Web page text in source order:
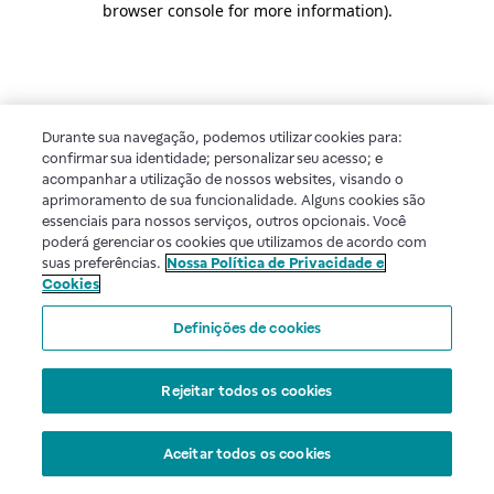
browser console for more information).
Durante sua navegação, podemos utilizar cookies para:
confirmar sua identidade; personalizar seu acesso; e
acompanhar a utilização de nossos websites, visando o
aprimoramento de sua funcionalidade. Alguns cookies são
essenciais para nossos serviços, outros opcionais. Você
poderá gerenciar os cookies que utilizamos de acordo com
suas preferências. Nossa Política de Privacidade e
Cookies
Definições de cookies
Rejeitar todos os cookies
Aceitar todos os cookies